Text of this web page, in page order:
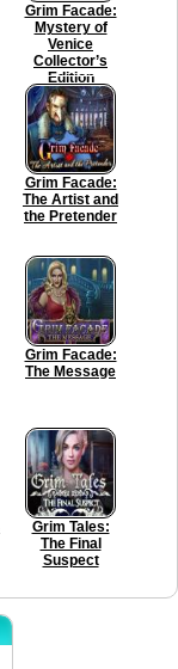
Grim Facade:
Mystery of
Venice
Collector’s
Edition
Grim Facade:
The Artist and
the Pretender
Grim Facade:
The Message
Grim Tales:
The Final
Suspect